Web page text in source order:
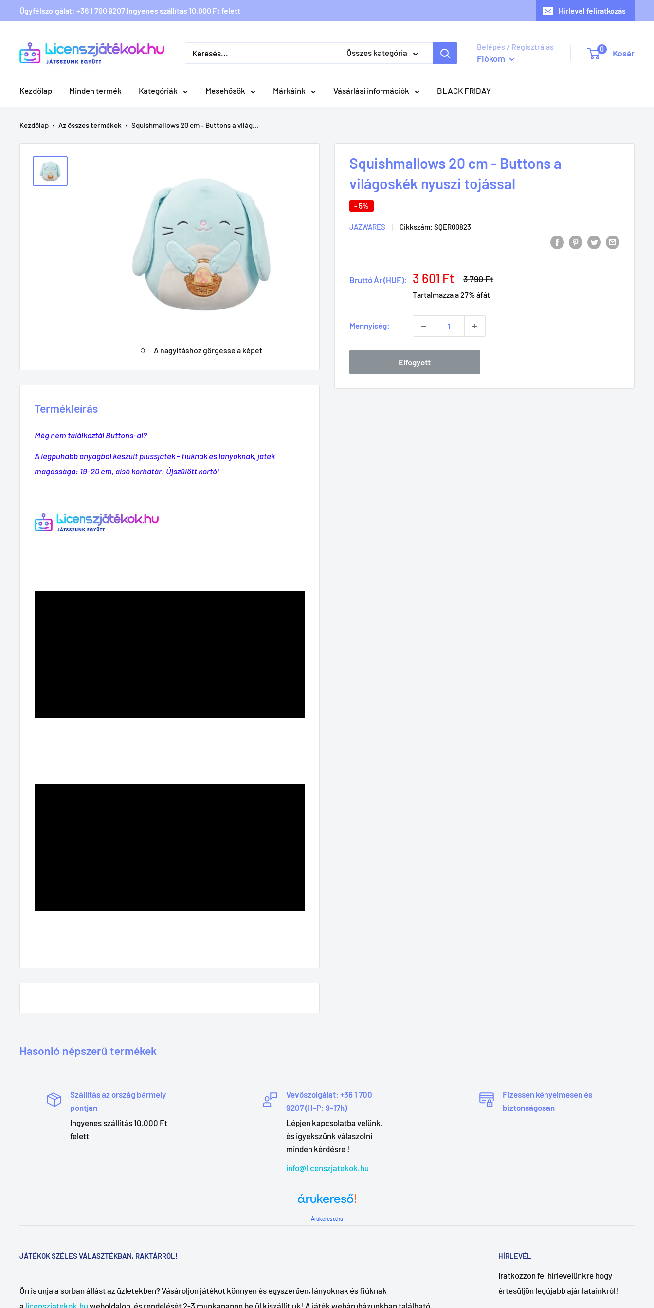
Ügyfélszolgálat: +36 1 700 9207 Ingyenes szállítás 10.000 Ft felett Hírlevél feliratkozás
Összes kategória
Belépés / Regisztrálás
Fiókom
0 Kosár
Kezdőlap Minden termék Kategóriák Mesehősök Márkáink Vásárlási információk BLACK FRIDAY
Kezdőlap Az összes termékek Squishmallows 20 cm - Buttons a világ...
A nagyításhoz görgesse a képet
Squishmallows 20 cm - Buttons a
világoskék nyuszi tojással
- 5%
JAZWARES Cikkszám: SQER00823
Bruttó Ár (HUF): 3 601 Ft 3 790 Ft
Tartalmazza a 27% áfát
Mennyiség:
Elfogyott
Termékleírás
Még nem találkoztál Buttons-al?
A legpuhább anyagból készült plüssjáték - fiúknak és lányoknak, játék
magassága: 19-20 cm, alsó korhatár: Újszülött kortól
Hasonló népszerű termékek
Szállítás az ország bármely
pontján
Ingyenes szállítás 10.000 Ft
felett
Vevőszolgálat: +36 1 700
9207 (H-P: 9-17h)
Lépjen kapcsolatba velünk,
és igyekszünk válaszolni
minden kérdésre !
info@licenszjatekok.hu
Fizessen kényelmesen és
biztonságosan
Árukereső.hu
JÁTÉKOK SZÉLES VÁLASZTÉKBAN, RAKTÁRRÓL!
Ön is unja a sorban állást az üzletekben? Vásároljon játékot könnyen és egyszerűen, lányoknak és fiúknak
a licenszjatekok.hu weboldalon, és rendelését 2-3 munkanapon belül kiszállítjuk! A játék webáruházunkban található
HÍRLEVÉL
Iratkozzon fel hírlevelünkre hogy
értesüljön legújabb ajánlatainkról!